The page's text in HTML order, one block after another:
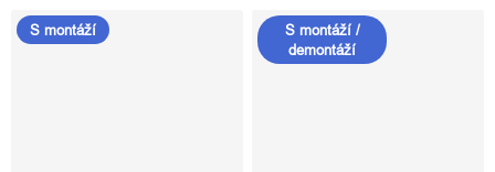
S montáží
S montáží /
demontáží